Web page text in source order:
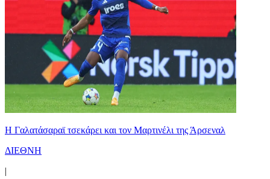
H Γαλατάσαραϊ τσεκάρει και τον Μαρτινέλι της Άρσεναλ
ΔΙΕΘΝΗ
|